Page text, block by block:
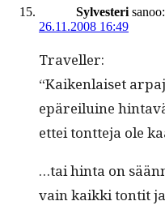
Sylvesteri sanoo:
26.11.2008 16:49
Trav­eller:
“Kaiken­laiset
epäreiluine
ettei tont­te­ja ole
…tai hin­ta on
vain kaik­ki ton­tit